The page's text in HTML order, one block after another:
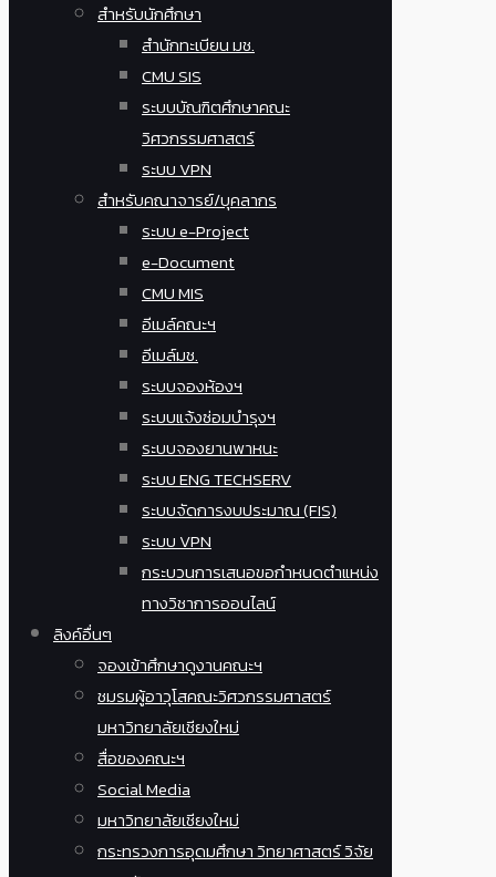
สำหรับนักศึกษา
สำนักทะเบียน มช.
CMU SIS
ระบบบัณฑิตศึกษาคณะ
วิศวกรรมศาสตร์
ระบบ VPN
สำหรับคณาจารย์/บุคลากร
ระบบ e-Project
e-Document
CMU MIS
อีเมล์คณะฯ
อีเมล์มช.
ระบบจองห้องฯ
ระบบแจ้งซ่อมบำรุงฯ
ระบบจองยานพาหนะ
ระบบ ENG TECHSERV
ระบบจัดการงบประมาณ (FIS)
ระบบ VPN
กระบวนการเสนอขอกำหนดตำแหน่ง
ทางวิชาการออนไลน์
ลิงค์อื่นๆ
จองเข้าศึกษาดูงานคณะฯ
ชมรมผู้อาวุโสคณะวิศวกรรมศาสตร์
มหาวิทยาลัยเชียงใหม่
สื่อของคณะฯ
Social Media
มหาวิทยาลัยเชียงใหม่
กระทรวงการอุดมศึกษา วิทยาศาสตร์ วิจัย